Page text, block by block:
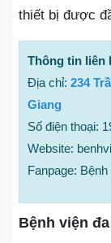
thiết bị được
Thông tin liên
Địa chỉ: 234
Giang
Số điện thoại:
Website:
Fanpage:
Bệnh viện